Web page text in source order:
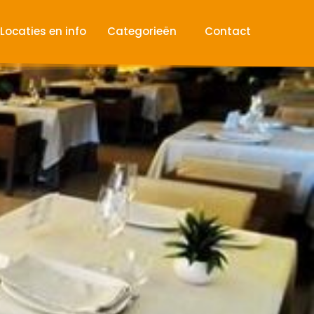
Locaties en info Categorieën Contact